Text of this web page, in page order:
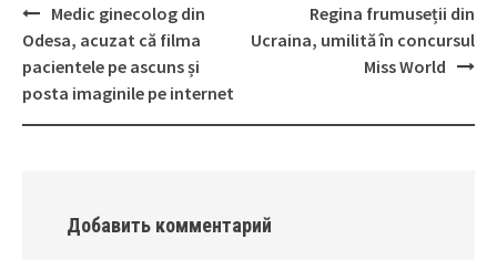
Post
navigation
Medic ginecolog din
Odesa, acuzat că filma
pacientele pe ascuns și
posta imaginile pe internet
Regina frumuseții din
Ucraina, umilită în concursul
Miss World
Добавить комментарий